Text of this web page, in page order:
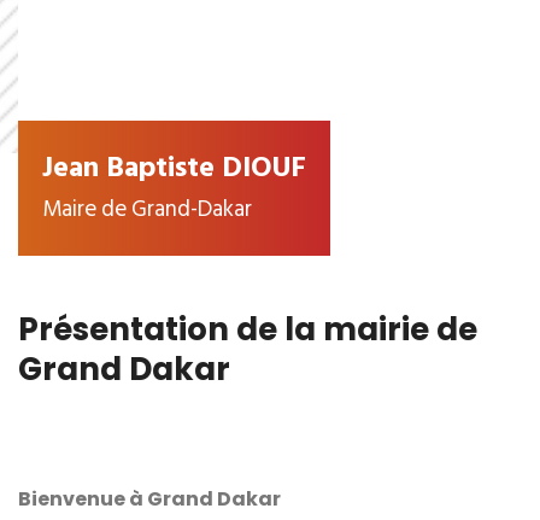
Jean Baptiste DIOUF
Maire de Grand-Dakar
Présentation de la mairie de
Grand Dakar
Bienvenue à Grand Dakar